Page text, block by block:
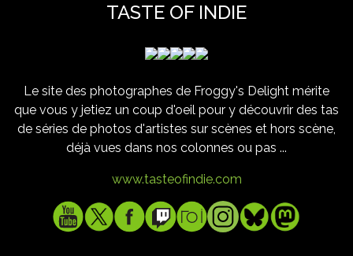
TASTE OF INDIE
Le site des photographes de Froggy's Delight mérite
que vous y jetiez un coup d'oeil pour y découvrir des tas
de séries de photos d'artistes sur scènes et hors scène,
déjà vues dans nos colonnes ou pas ...
www.tasteofindie.com